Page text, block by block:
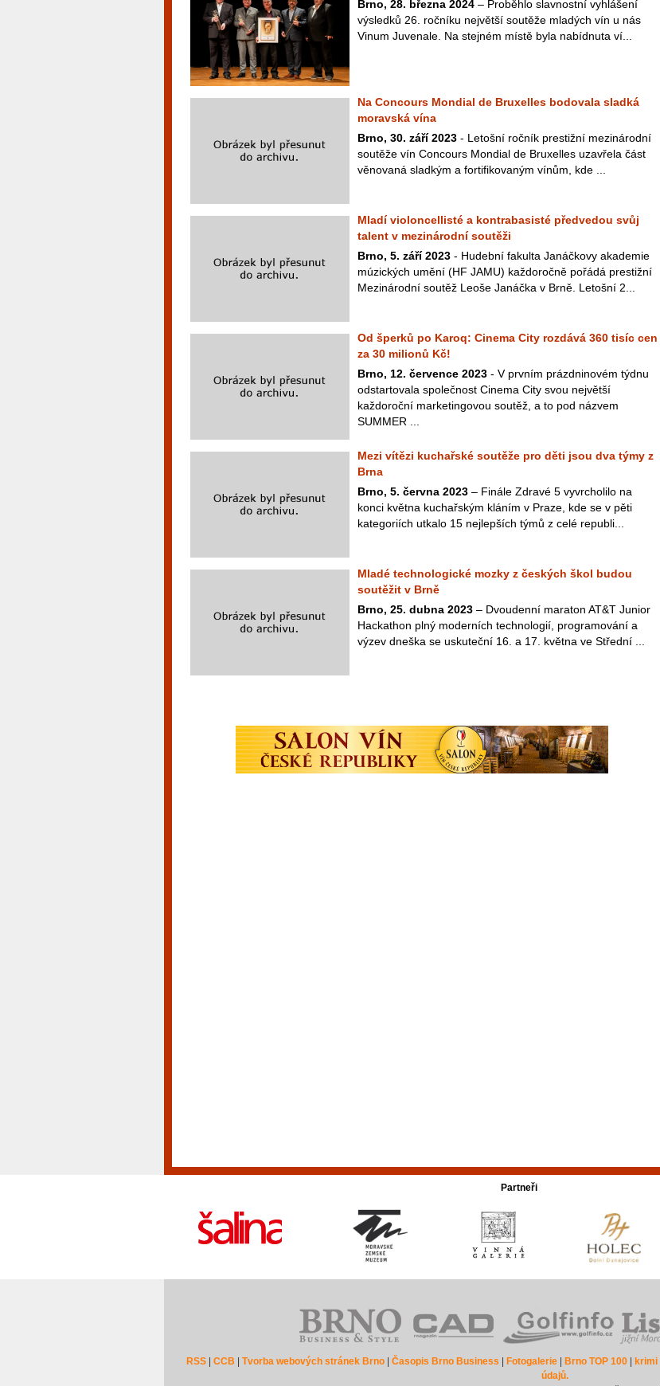
Brno, 28. března 2024 – Proběhlo slavnostní vyhlášení
výsledků 26. ročníku největší soutěže mladých vín u nás
Vinum Juvenale. Na stejném místě byla nabídnuta ví...
Na Concours Mondial de Bruxelles bodovala sladká
moravská vína
Brno, 30. září 2023 - Letošní ročník prestižní mezinárodní
soutěže vín Concours Mondial de Bruxelles uzavřela část
věnovaná sladkým a fortifikovaným vínům, kde ...
Mladí violoncellisté a kontrabasisté předvedou svůj
talent v mezinárodní soutěži
Brno, 5. září 2023 - Hudební fakulta Janáčkovy akademie
múzických umění (HF JAMU) každoročně pořádá prestižní
Mezinárodní soutěž Leoše Janáčka v Brně. Letošní 2...
Od šperků po Karoq: Cinema City rozdává 360 tisíc cen
za 30 milionů Kč!
Brno, 12. července 2023 - V prvním prázdninovém týdnu
odstartovala společnost Cinema City svou největší
každoroční marketingovou soutěž, a to pod názvem
SUMMER ...
Mezi vítězi kuchařské soutěže pro děti jsou dva týmy z
Brna
Brno, 5. června 2023 – Finále Zdravé 5 vyvrcholilo na
konci května kuchařským kláním v Praze, kde se v pěti
kategoriích utkalo 15 nejlepších týmů z celé republi...
Mladé technologické mozky z českých škol budou
soutěžit v Brně
Brno, 25. dubna 2023 – Dvoudenní maraton AT&T Junior
Hackathon plný moderních technologií, programování a
výzev dneška se uskuteční 16. a 17. května ve Střední ...
Partneři
RSS| CCB Tvorba webových stránek Brno| Časopis Brno Business Fotogalerie| Brno TOP 100| krimi|
údajů.